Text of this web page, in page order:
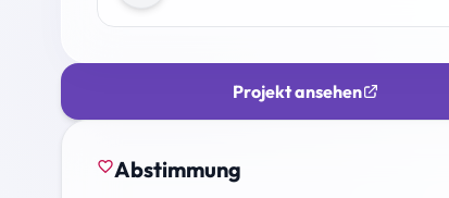
Projekt ansehen
favorite_borderAbstimmung